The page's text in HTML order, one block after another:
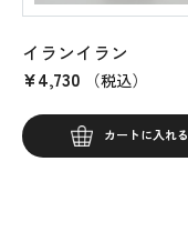
イランイラン
¥4,730 （税込）
カートに入れる